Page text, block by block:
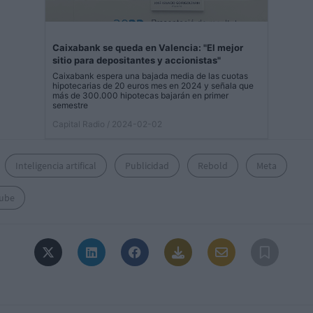
Caixabank se queda en Valencia: "El mejor
sitio para depositantes y accionistas"
Caixabank espera una bajada media de las cuotas
hipotecarias de 20 euros mes en 2024 y señala que
más de 300.000 hipotecas bajarán en primer
semestre
Capital Radio
/ 2024-02-02
Inteligencia artifical Publicidad Rebold Meta